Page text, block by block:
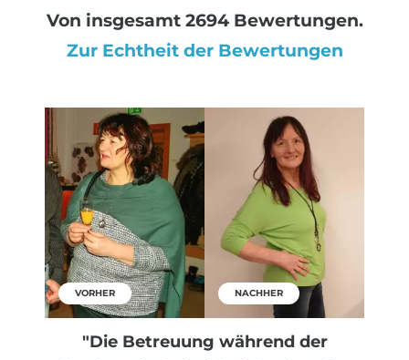
Von insgesamt 2694 Bewertungen.
Zur Echtheit der Bewertungen
VORHER NACHHER
"Die Betreuung während der